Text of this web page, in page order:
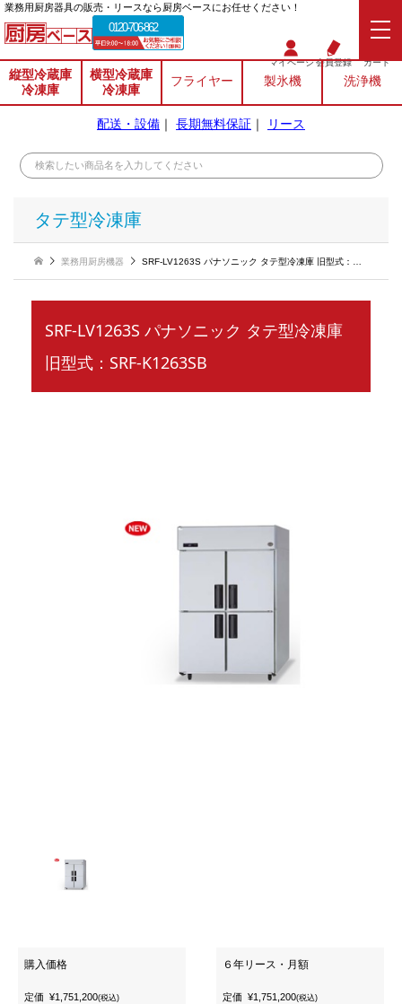
業務⽤厨房器具の販売・リースなら厨房ベースにお任せください！
0120-706-862
マイページ会員登録 カート
縦型冷蔵庫
冷凍庫
横型冷蔵庫
冷凍庫
フライヤー 製氷機 洗浄機
配送・設備 ｜ 長期無料保証 ｜ リース
タテ型冷凍庫
業務用厨房機器 SRF-LV1263S パナソニック タテ型冷凍庫 旧型式：SRF-K1263SB
SRF-LV1263S パナソニック タテ型冷凍庫
旧型式：SRF-K1263SB
購入価格
定価 ¥1,751,200(税込)
６年リース・月額
定価 ¥1,751,200(税込)